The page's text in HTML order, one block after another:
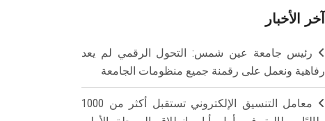
آخر الأخبار
رئيس جامعة عين شمس: التحول الرقمي لم يعد
رفاهية ونعمل على رقمنة جميع منظومات الجامعة
معامل التنسيق الإلكتروني تستقبل أكثر من 1000